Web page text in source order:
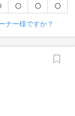
ナー様ですか？